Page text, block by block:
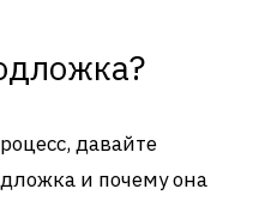
давайте
и почему она